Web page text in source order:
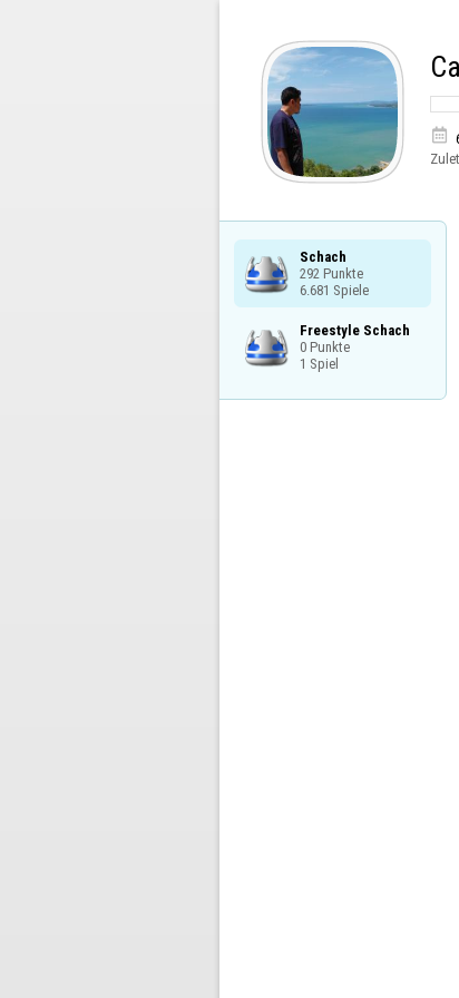

Schach
292 Punkte
6.681 Spiele
Freestyle Schach
0 Punkte
1 Spiel